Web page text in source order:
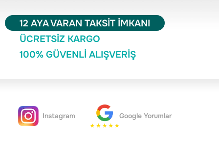
12 AYA VARAN TAKSİT İMKANI
ÜCRETSİZ KARGO
100% GÜVENLİ ALIŞVERİŞ
Instagram Google Yorumlar